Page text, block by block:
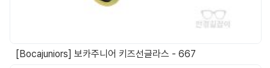
[Bocajuniors] 보카주니어 키즈선글라스 - 667